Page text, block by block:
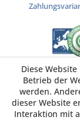
Diese
Betrieb der
werden.
dieser Website
Interaktion mit